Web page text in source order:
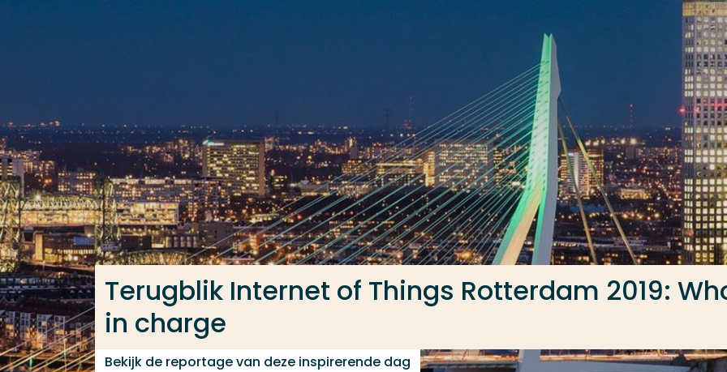
Terugblik Internet of Things Rotterdam 2019:
in charge
Bekijk de reportage van deze inspirerende dag
Opleiding
Contact